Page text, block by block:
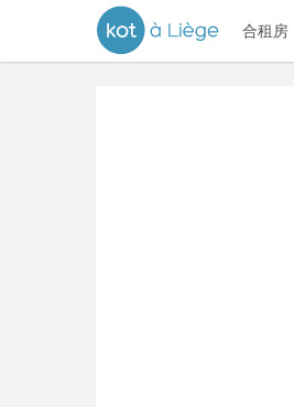
合租房